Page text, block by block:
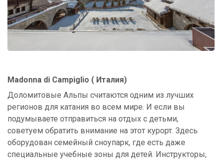
Madonna di Campiglio ( Италия)
Доломитовые Альпы считаются одним из лучших
регионов для катания во всем мире. И если вы
подумываете отправиться на отдых с детьми,
советуем обратить внимание на этот курорт. Здесь
оборудован семейный сноупарк, где есть даже
специальные учебные зоны для детей. Инструкторы,